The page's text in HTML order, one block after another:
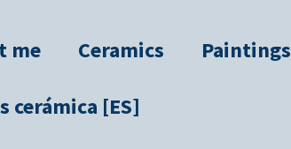
me Ceramics Paintings
cerámica [ES]